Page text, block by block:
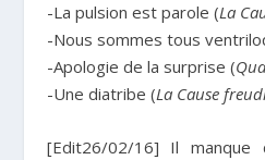
-La pulsion est parole (La
-Nous sommes tous
-Apologie de la surprise (
-Une diatribe (La Cause
[Edit26/02/16] Il manque